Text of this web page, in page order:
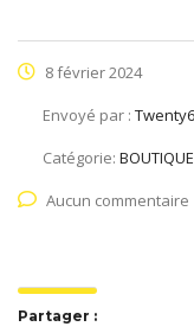
8 février 2024
Envoyé par :
Catégorie:
Aucun commentaire
Partager :